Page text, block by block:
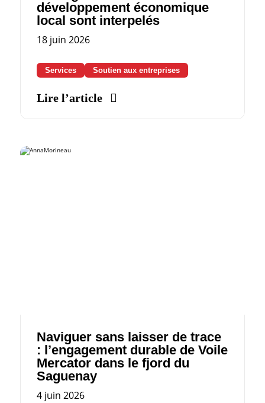
développement économique
local sont interpelés
18 juin 2026
Services Soutien aux entreprises
Lire l’article
Naviguer sans laisser de trace
: l’engagement durable de Voile
Mercator dans le fjord du
Saguenay
4 juin 2026